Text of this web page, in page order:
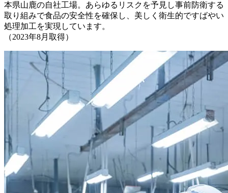
本県山鹿の自社工場。あらゆるリスクを予見し事前防衛する
取り組みで食品の安全性を確保し、美しく衛生的ですばやい
処理加工を実現しています。
（2023年8月取得）